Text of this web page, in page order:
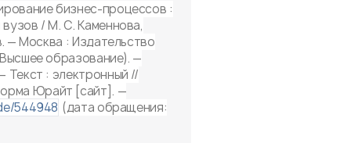
бизнес-процессов :
/ М. С. Каменнова,
— Москва : Издательство
образование). —
Текст : электронный //
Юрайт [сайт]. —
544948 (дата обращения: